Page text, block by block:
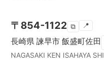
〒 854-1122 ⧉ 📍
長崎県 諫早市 飯盛町佐田
NAGASAKI KEN ISAHAYA SHI